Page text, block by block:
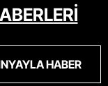
HABER